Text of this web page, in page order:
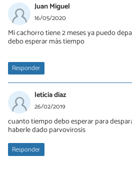
Juan Miguel
16/05/2020
Mi cachorro tiene 2 meses ya puedo
debo esperar más tiempo
Responder
leticia diaz
26/02/2019
cuanto tiempo debo esperar para
haberle dado parvovirosis
Responder